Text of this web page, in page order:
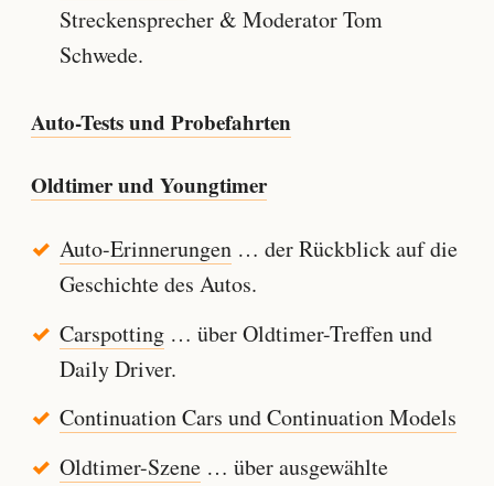
Streckensprecher & Moderator Tom
Schwede.
Auto-Tests und Probefahrten
Oldtimer und Youngtimer
Auto-Erinnerungen… der Rückblick auf die
Geschichte des Autos.
Carspotting… über Oldtimer-Treffen und
Daily Driver.
Continuation Cars und Continuation Models
Oldtimer-Szene… über ausgewählte